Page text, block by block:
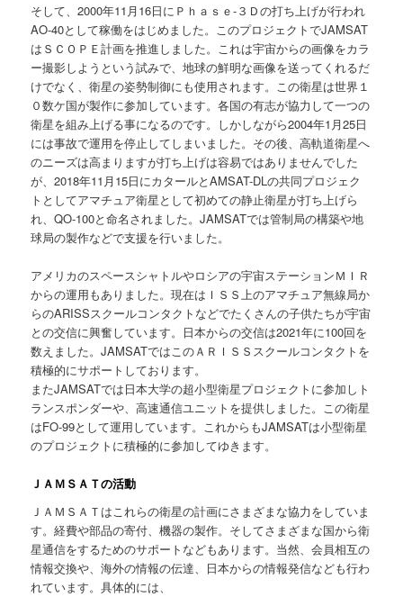
そして、2000年11月16日にＰｈａｓｅ-３Ｄの打ち上げが行われ
AO-40として稼働をはじめました。このプロジェクトでJAMSAT
はＳＣＯＰＥ計画を推進しました。これは宇宙からの画像をカラ
ー撮影しようという試みで、地球の鮮明な画像を送ってくれるだ
けでなく、衛星の姿勢制御にも使用されます。この衛星は世界１
０数ケ国が製作に参加しています。各国の有志が協力して一つの
衛星を組み上げる事になるのです。しかしながら2004年1月25日
には事故で運用を停止してしまいました。その後、高軌道衛星へ
のニーズは高まりますが打ち上げは容易ではありませんでした
が、2018年11月15日にカタールとAMSAT-DLの共同プロジェク
トとしてアマチュア衛星として初めての静止衛星が打ち上げら
れ、QO-100と命名されました。JAMSATでは管制局の構築や地
球局の製作などで支援を行いました。
アメリカのスペースシャトルやロシアの宇宙ステーションＭＩＲ
からの運用もありました。現在はＩＳＳ上のアマチュア無線局か
らのARISSスクールコンタクトなどでたくさんの子供たちが宇宙
との交信に興奮しています。日本からの交信は2021年に100回を
数えました。JAMSATではこのＡＲＩＳＳスクールコンタクトを
積極的にサポートしております。
またJAMSATでは日本大学の超小型衛星プロジェクトに参加しト
ランスポンダーや、高速通信ユニットを提供しました。この衛星
はFO-99として運用しています。これからもJAMSATは小型衛星
のプロジェクトに積極的に参加してゆきます。
ＪＡＭＳＡＴの活動
ＪＡＭＳＡＴはこれらの衛星の計画にさまざまな協力をしていま
す。経費や部品の寄付、機器の製作。そしてさまざまな国から衛
星通信をするためのサポートなどもあります。当然、会員相互の
情報交換や、海外の情報の伝達、日本からの情報発信なども行わ
れています。具体的には、